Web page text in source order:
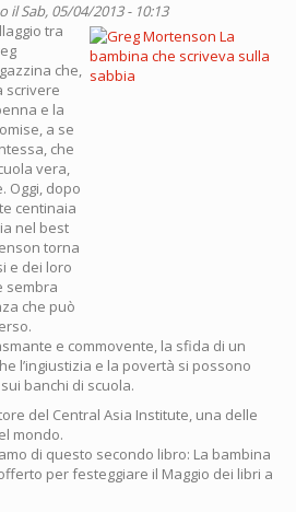
il Sab, 05/04/2013 - 10:13
tra
che,
scrivere
e la
a se
che
vera,
Oggi, dopo
centinaia
nel best
torna
e dei loro
sembra
che può
e commovente, la sfida di un
l’ingiustizia e la povertà si possono
banchi di scuola.
del Central Asia Institute, una delle
mondo.
di questo secondo libro: La bambina
per festeggiare il Maggio dei libri a